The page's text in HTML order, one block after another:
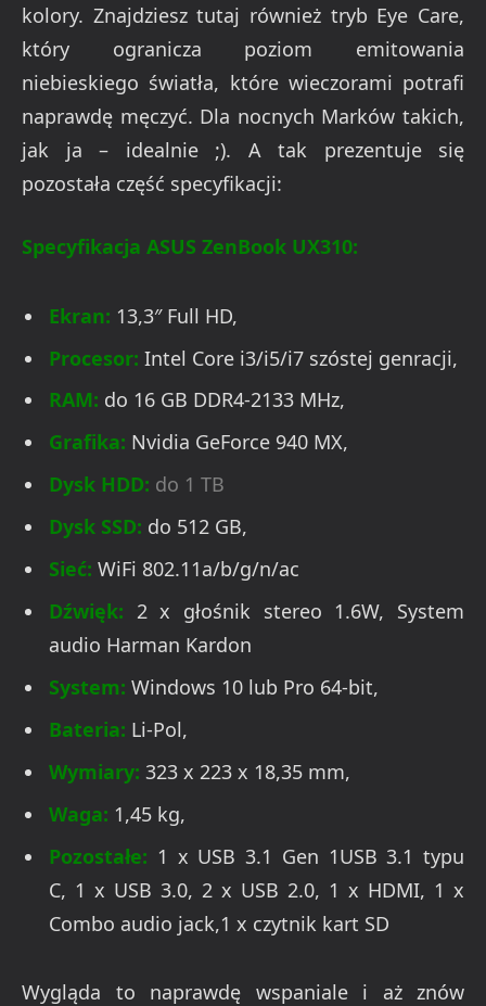
kolory. Znajdziesz tutaj również tryb Eye Care,
który ogranicza poziom emitowania
niebieskiego światła, które wieczorami potrafi
naprawdę męczyć. Dla nocnych Marków takich,
jak ja – idealnie ;). A tak prezentuje się
pozostała część specyfikacji:
Specyfikacja ASUS ZenBook UX310:
Ekran: 13,3″ Full HD,
Procesor: Intel Core i3/i5/i7 szóstej genracji,
RAM: do 16 GB DDR4-2133 MHz,
Grafika: Nvidia GeForce 940 MX,
Dysk HDD: do 1 TB
Dysk SSD: do 512 GB,
Sieć: WiFi 802.11a/b/g/n/ac
Dźwięk: 2 x głośnik stereo 1.6W, System
audio Harman Kardon
System: Windows 10 lub Pro 64-bit,
Bateria: Li-Pol,
Wymiary: 323 x 223 x 18,35 mm,
Waga: 1,45 kg,
Pozostałe: 1 x USB 3.1 Gen 1USB 3.1 typu
C, 1 x USB 3.0, 2 x USB 2.0, 1 x HDMI, 1 x
Combo audio jack,1 x czytnik kart SD
Wygląda to naprawdę wspaniale i aż znów